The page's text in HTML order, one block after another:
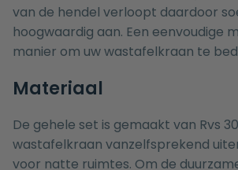
van de hendel verloopt daardoor
hoogwaardig aan. Een eenvoudige
manier om uw wastafelkraan te
Materiaal
De gehele set is gemaakt van Rvs
wastafelkraan vanzelfsprekend
voor natte ruimtes. Om de